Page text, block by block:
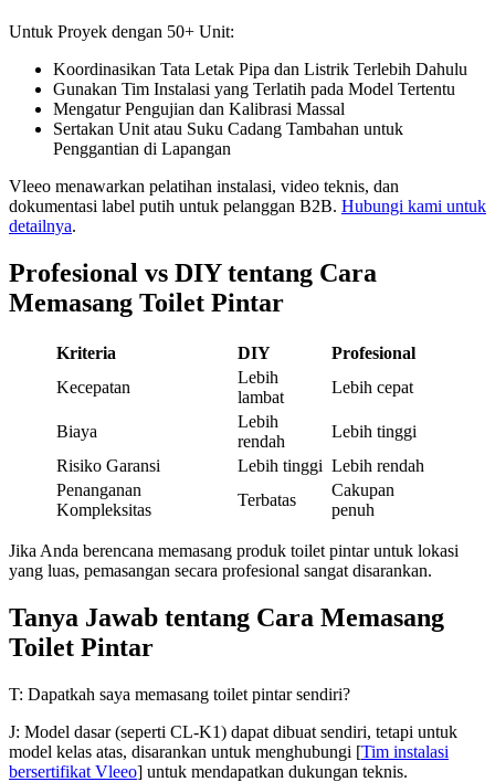
Untuk Proyek dengan 50+ Unit:
Koordinasikan Tata Letak Pipa dan Listrik Terlebih Dahulu
Gunakan Tim Instalasi yang Terlatih pada Model Tertentu
Mengatur Pengujian dan Kalibrasi Massal
Sertakan Unit atau Suku Cadang Tambahan untuk
Penggantian di Lapangan
Vleeo menawarkan pelatihan instalasi, video teknis, dan
dokumentasi label putih untuk pelanggan B2B. Hubungi kami untuk
detailnya.
Profesional vs DIY tentang Cara
Memasang Toilet Pintar
Kriteria DIY
Profesional
Kecepatan
Lebih
lambat
Lebih cepat
Biaya
Lebih
rendah
Lebih tinggi
Risiko Garansi
Lebih tinggi Lebih rendah
Penanganan
Kompleksitas
Terbatas
Cakupan
penuh
Jika Anda berencana memasang produk toilet pintar untuk lokasi
yang luas, pemasangan secara profesional sangat disarankan.
Tanya Jawab tentang Cara Memasang
Toilet Pintar
T: Dapatkah saya memasang toilet pintar sendiri?
J: Model dasar (seperti CL-K1) dapat dibuat sendiri, tetapi untuk
model kelas atas, disarankan untuk menghubungi [Tim instalasi
bersertifikat Vleeo] untuk mendapatkan dukungan teknis.